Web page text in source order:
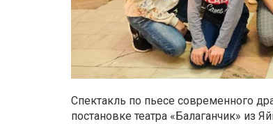
Спектакль по пьесе современного
постановке театра «Балаганчик» из